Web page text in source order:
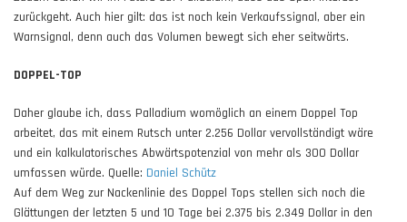
zurückgeht. Auch hier gilt: das ist noch kein Verkaufssignal, aber ein
Warnsignal, denn auch das Volumen bewegt sich eher seitwärts.
DOPPEL-TOP
Daher glaube ich, dass Palladium womöglich an einem Doppel Top
arbeitet, das mit einem Rutsch unter 2.256 Dollar vervollständigt wäre
und ein kalkulatorisches Abwärtspotenzial von mehr als 300 Dollar
umfassen würde. Quelle: Daniel Schütz
Auf dem Weg zur Nackenlinie des Doppel Tops stellen sich noch die
Glättungen der letzten 5 und 10 Tage bei 2.375 bis 2.349 Dollar in den